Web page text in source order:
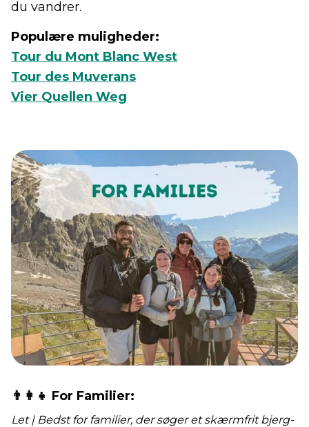
du vandrer.
Populære muligheder:
Tour du Mont Blanc West
Tour des Muverans
Vier Quellen Weg
👨‍👩‍👧 For Familier:
Let | Bedst for familier, der søger et skærmfrit bjerg-